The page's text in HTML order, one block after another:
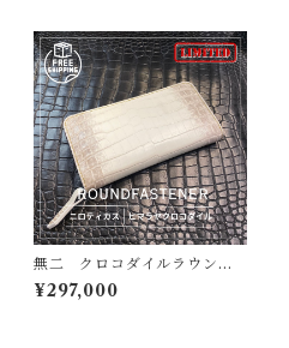
無二 クロコダイルラウンド
ファスナー長財布 ヒマラ
ヤ・マット×牛革ブラック＆金
¥297,000